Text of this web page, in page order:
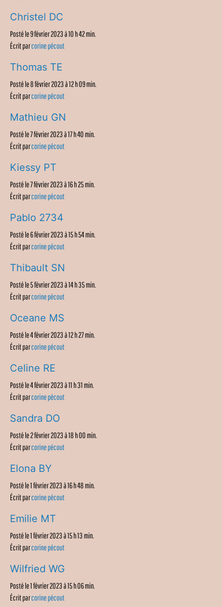
Christel DC
Posté le 9 février 2023 à 10 h 42 min.
Écrit parcorine pécout
Thomas TE
Posté le 8 février 2023 à 12 h 09 min.
Écrit parcorine pécout
Mathieu GN
Posté le 7 février 2023 à 17 h 40 min.
Écrit parcorine pécout
Kiessy PT
Posté le 7 février 2023 à 16 h 25 min.
Écrit parcorine pécout
Pablo 2734
Posté le 6 février 2023 à 15 h 54 min.
Écrit parcorine pécout
Thibault SN
Posté le 5 février 2023 à 14 h 35 min.
Écrit parcorine pécout
Oceane MS
Posté le 4 février 2023 à 12 h 27 min.
Écrit parcorine pécout
Celine RE
Posté le 4 février 2023 à 11 h 31 min.
Écrit parcorine pécout
Sandra DO
Posté le 2 février 2023 à 18 h 00 min.
Écrit parcorine pécout
Elona BY
Posté le 1 février 2023 à 16 h 48 min.
Écrit parcorine pécout
Emilie MT
Posté le 1 février 2023 à 15 h 13 min.
Écrit parcorine pécout
Wilfried WG
Posté le 1 février 2023 à 15 h 06 min.
Écrit parcorine pécout